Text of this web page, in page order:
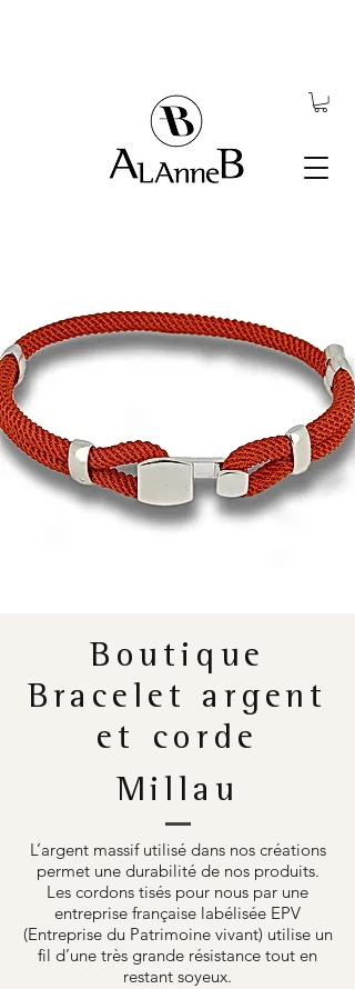
Boutique
Bracelet argent
et corde
Millau
L’argent massif utilisé dans nos créations
permet une durabilité de nos produits.
Les cordons tisés pour nous par une
entreprise française labélisée EPV
(Entreprise du Patrimoine vivant) utilise un
fil d’une très grande résistance tout en
restant soyeux.